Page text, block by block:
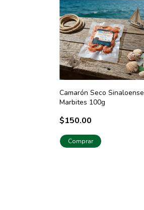
Camarón Seco Sinaloense
Marbites 100g
$150.00
Comprar